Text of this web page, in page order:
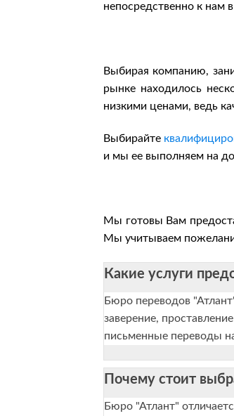
непосредственно к нам
Выбирая компанию,
рынке находилось
низкими ценами, ведь
Выбирайте
и мы ее выполняем на
Мы готовы Вам
Мы учитываем
Какие услуги
Бюро переводов
заверение,
письменные переводы
Почему стоит
Бюро "Атлант"